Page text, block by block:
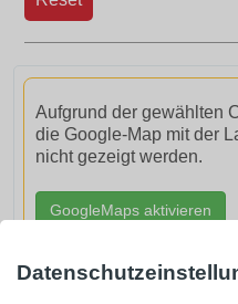
Aufgrund der gewählten
die Google-Map mit der
nicht gezeigt werden.
GoogleMaps aktivieren